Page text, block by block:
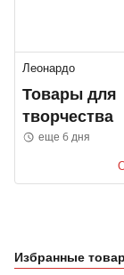
Леонардо
Товары для
творчества
еще 6 дня
Избранные